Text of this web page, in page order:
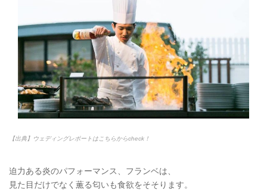
【出典】ウェディングレポートはこちらからcheck！
迫力ある炎のパフォーマンス、フランベは、
見た目だけでなく薫る匂いも食欲をそそります。